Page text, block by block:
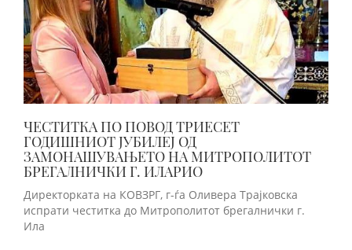
ЧЕСТИТКА ПО ПОВОД ТРИЕСЕТ
ГОДИШНИОТ ЈУБИЛЕЈ ОД
ЗАМОНАШУВАЊЕТО НА МИТРОПОЛИТОТ
БРЕГАЛНИЧКИ Г. ИЛАРИО
Директорката на КОВЗРГ, г-ѓа Оливера Трајковска
испрати честитка до Митрополитот брегалнички г.
Ила